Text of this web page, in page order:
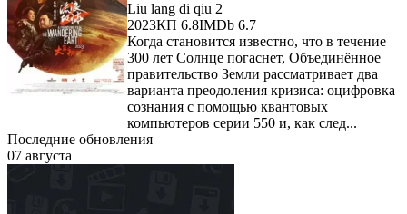
Liu lang di qiu 2
2023КП 6.8IMDb 6.7
Когда становится известно, что в течение
300 лет Солнце погаснет, Объединённое
правительство Земли рассматривает два
варианта преодоления кризиса: оцифровка
сознания с помощью квантовых
компьютеров серии 550 и, как след...
Последние обновления
07 августа